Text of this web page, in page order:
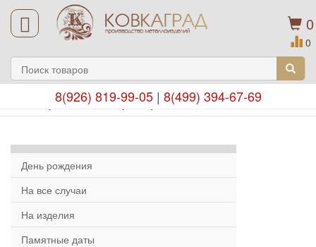
0
0
8(926) 819-99-05| 8(499) 394-67-69
Подарочные сертификаты
День рождения
На все случаи
На изделия
Памятные даты